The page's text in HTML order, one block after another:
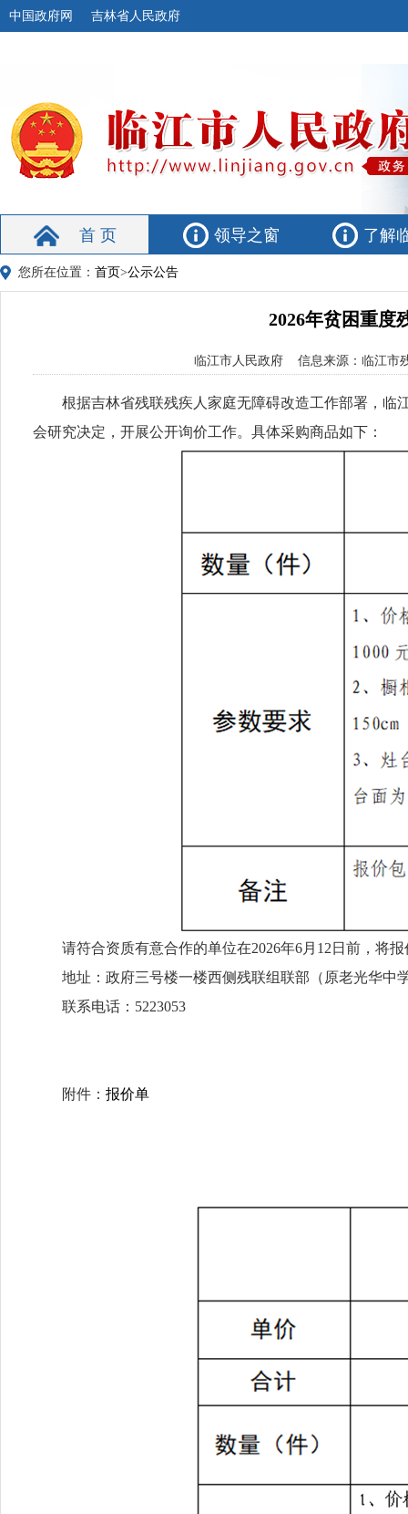
中国政府网 吉林省人民政府
首 页 领导之窗 了解
您所在位置： 首页>公示公告
2026年贫困重度
临江市人民政府 信息来源：临江市
根据吉林省残联残疾人家庭无障碍改造工作部署，临
会研究决定，开展公开询价工作。具体采购商品如下：
请符合资质有意合作的单位在2026年6月12日前，将报
地址：政府三号楼一楼西侧残联组联部（原老光华中
联系电话：5223053
附件： 报价单